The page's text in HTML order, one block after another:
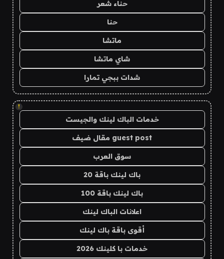
حناء شعر
حنا
ماتشا
شاي ماتشا
شدات ببجي تمارا
!
خدمات الباك لينك والجيست
guest post مقال ضيف
سوق العرب
باك لينك باقة 20
باك لينك باقة 100
اعلانات الباك لينك
أقوى باقة باك لينك
خدمات با كلينك 2026